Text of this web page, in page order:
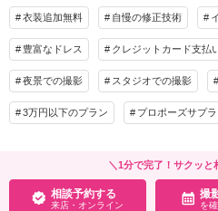
ドレス／タキシード／ワイシャツ&タイ／靴／
着付け／新婦ヘアメイク／アテンドスタッフ
エスト／悪天候時の日程変更料
相談予約する
来店・オンライン
撮影料 新婦衣装
着付け ヘアメ
アルバム データ 160
衣装追加
家族と撮影 家族用衣装
ドレス／タキシード／ワイシャツ&タイ／靴
着付け／新婦ヘアメイク／アテンドスタッフ
エスト／悪天候時の日程変更料
衣装追加無料 自慢の修正技術
豊富なドレス クレジットカード支払
夜景での撮影 スタジオでの撮影
3万円以下のプラン プロポーズサプ
＼1分で完了！サクッと
相談予約する
来店・オンライン
撮
を